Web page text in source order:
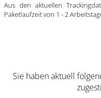
Aus den aktuellen
Paketlaufzeit von 1 - 2
Sie haben aktuell